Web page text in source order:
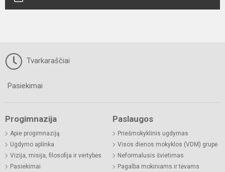
Tvarkaraščiai
Pasiekimai
Progimnazija
Apie progimnaziją
Ugdymo aplinka
Vizija, misija, filosofija ir vertybės
Pasiekimai
Paslaugos
Priešmokyklinis ugdymas
Visos dienos mokyklos (VDM) grupė
Neformalusis švietimas
Pagalba mokiniams ir tėvams